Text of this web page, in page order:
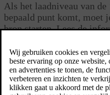
Bijgewerkt 30-03-2026
Als het laadniveau van de
bepaald punt komt, moet
bron starten. Lees de